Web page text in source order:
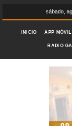
sábado,
INICIO APP MÓVIL
RADIO